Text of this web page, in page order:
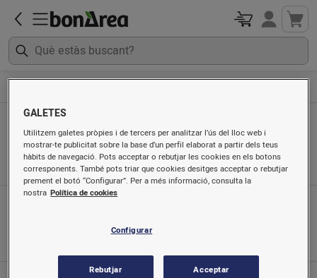
Cadenes i fundes pneumàtics
Ordenat per
GALETES
Utilitzem galetes pròpies i de tercers per analitzar l’ús del lloc web i
mostrar-te publicitat sobre la base d’un perfil elaborat a partir dels teus
hàbits de navegació. Pots acceptar o rebutjar les cookies en els botons
corresponents. També pots triar que cookies desitges acceptar o rebutjar
prement el botó “Configurar”. Per a més informació, consulta la
nostra Política de cookies
Configurar
Rebutjar Acceptar